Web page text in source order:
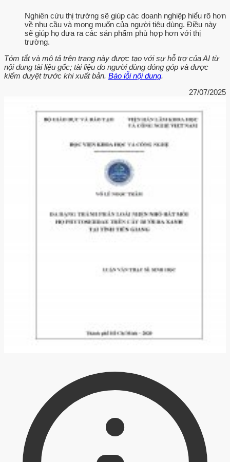
Nghiên cứu thị trường sẽ giúp các doanh nghiệp hiểu rõ hơn
về nhu cầu và mong muốn của người tiêu dùng. Điều này
sẽ giúp họ đưa ra các sản phẩm phù hợp hơn với thị
trường.
Tóm tắt và mô tả trên trang này được tạo với sự hỗ trợ của AI từ
nội dung tài liệu gốc; tài liệu do người dùng đóng góp và được
kiểm duyệt trước khi xuất bản. Báo lỗi nội dung.
27/07/2025